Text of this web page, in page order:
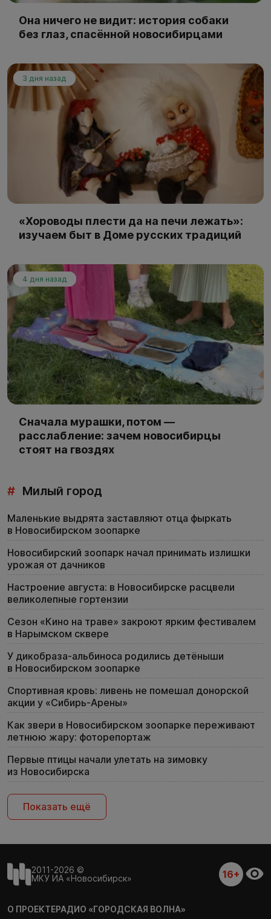
Она ничего не видит: история собаки
без глаз, спасённой новосибирцами
3 дня назад
«Хороводы плести да на печи лежать»:
изучаем быт в Доме русских традиций
4 дня назад
Сначала мурашки, потом —
расслабление: зачем новосибирцы
стоят на гвоздях
# Милый город
Маленькие выдрята заставляют отца фыркать
в Новосибирском зоопарке
Новосибирский зоопарк начал принимать излишки
урожая от дачников
Настроение августа: в Новосибирске расцвели
великолепные гортензии
Сезон «Кино на траве» закроют ярким фестивалем
в Нарымском сквере
У дикобраза-альбиноса родились детёныши
в Новосибирском зоопарке
Спортивная кровь: ливень не помешал донорской
акции у «Сибирь-Арены»
Как звери в Новосибирском зоопарке переживают
летнюю жару: фоторепортаж
Первые птицы начали улетать на зимовку
из Новосибирска
Показать ещё
2011-2026 ©
МКУ ИА «Новосибирск»
16+
О ПРОЕКТЕРАДИО «ГОРОДСКАЯ ВОЛНА»